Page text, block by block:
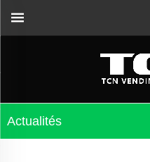
Actualités
des